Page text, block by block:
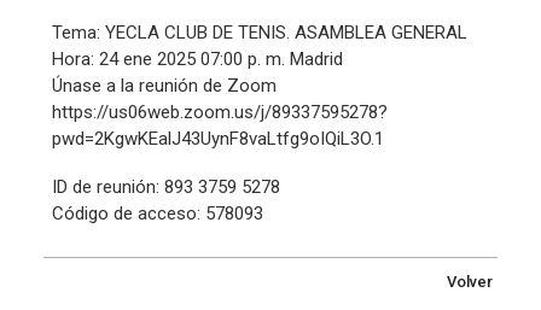
Tema: YECLA CLUB DE TENIS. ASAMBLEA GENERAL
Hora: 24 ene 2025 07:00 p. m. Madrid
Únase a la reunión de Zoom
https://us06web.zoom.us/j/89337595278?
pwd=2KgwKEalJ43UynF8vaLtfg9oIQiL3O.1
ID de reunión: 893 3759 5278
Código de acceso: 578093
Volver